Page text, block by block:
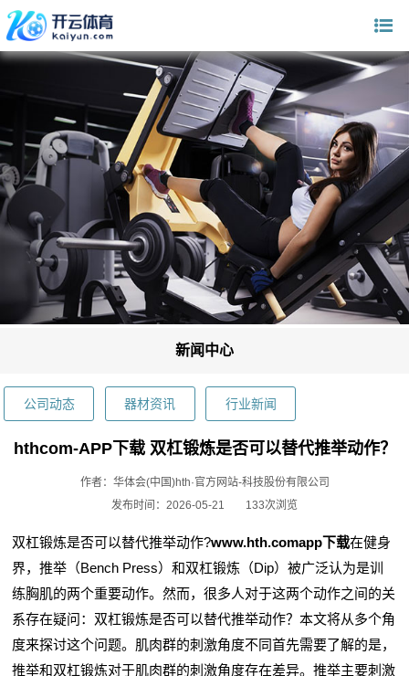
新闻中心
公司动态 器材资讯 行业新闻
hthcom-APP下载 双杠锻炼是否可以替代推举动作？
作者：华体会(中国)hth·官方网站-科技股份有限公司
发布时间：2026-05-21
133次浏览
双杠锻炼是否可以替代推举动作?www.hth.comapp下载在健身
界，推举（Bench Press）和双杠锻炼（Dip）被广泛认为是训
练胸肌的两个重要动作。然而，很多人对于这两个动作之间的关
系存在疑问：双杠锻炼是否可以替代推举动作？本文将从多个角
度来探讨这个问题。肌肉群的刺激角度不同首先需要了解的是，
推举和双杠锻炼对于肌肉群的刺激角度存在差异。推举主要刺激